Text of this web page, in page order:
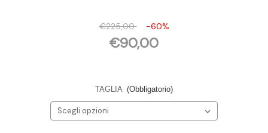
€225,00 -60%
€90,00
TAGLIA (Obbligatorio)